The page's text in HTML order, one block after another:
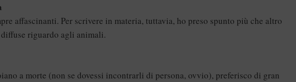
affascinanti. Per scrivere in materia, tuttavia, ho preso spunto più che altro
riguardo agli animali.
a morte (non se dovessi incontrarli di persona, ovvio), preferisco di gran